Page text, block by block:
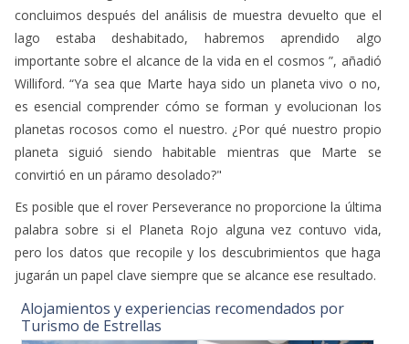
concluimos después del análisis de muestra devuelto que el
lago estaba deshabitado, habremos aprendido algo
importante sobre el alcance de la vida en el cosmos ”, añadió
Williford. “Ya sea que Marte haya sido un planeta vivo o no,
es esencial comprender cómo se forman y evolucionan los
planetas rocosos como el nuestro. ¿Por qué nuestro propio
planeta siguió siendo habitable mientras que Marte se
convirtió en un páramo desolado?"
Es posible que el rover Perseverance no proporcione la última
palabra sobre si el Planeta Rojo alguna vez contuvo vida,
pero los datos que recopile y los descubrimientos que haga
jugarán un papel clave siempre que se alcance ese resultado.
Alojamientos y experiencias recomendados por
Turismo de Estrellas